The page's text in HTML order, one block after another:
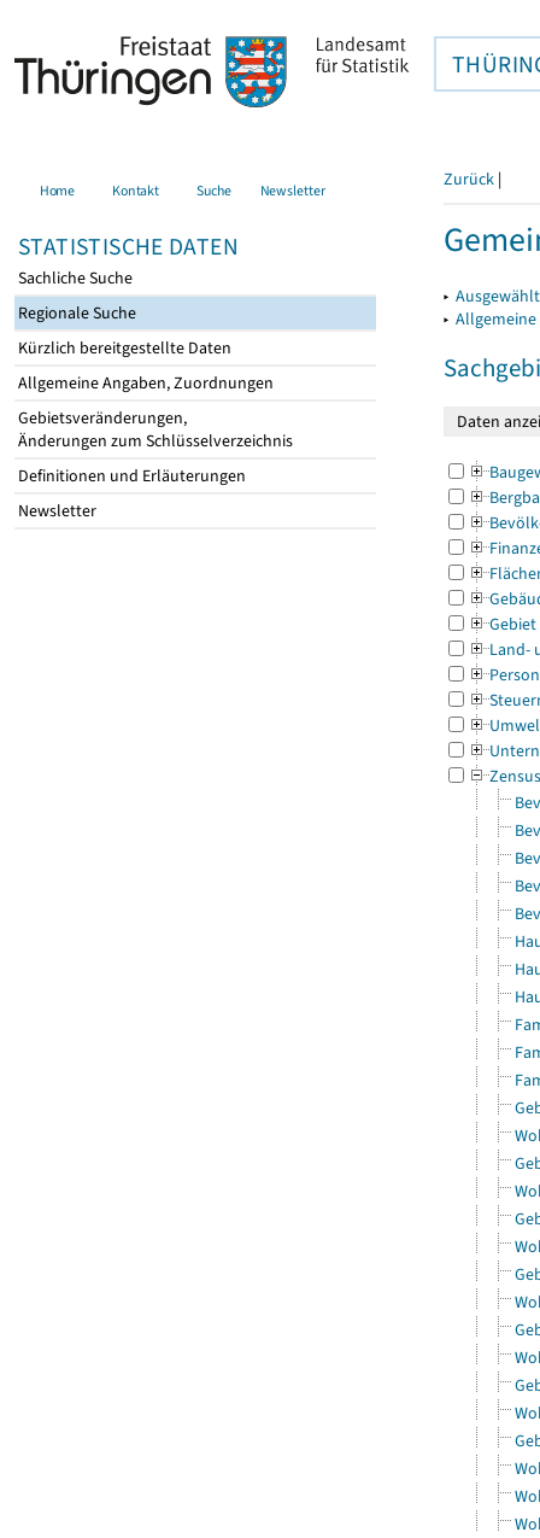
Home Kontakt Suche Newsletter
STATISTISCHE DATEN
Sachliche Suche
Regionale Suche
Kürzlich bereitgestellte Daten
Allgemeine Angaben, Zuordnungen
Gebietsveränderungen,
Änderungen zum Schlüsselverzeichnis
Definitionen und Erläuterungen
Newsletter
Zurück |
▸
▸
Gebiet
Land-
Zensus